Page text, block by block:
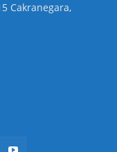
Cakranegara,